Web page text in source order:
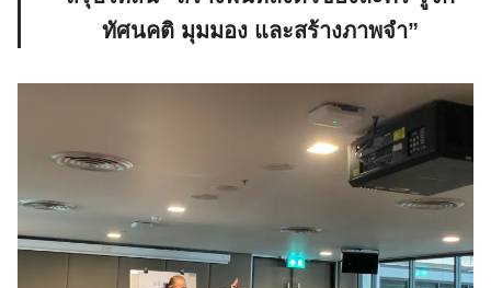
ทัศนคติ มุมมอง และสร้างภาพจำ”